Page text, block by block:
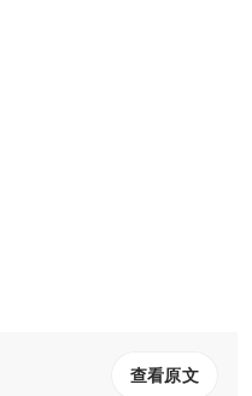
查看原文